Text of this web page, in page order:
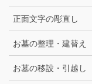
正面文字の彫直し
お墓の整理・建替え
お墓の移設・引越し